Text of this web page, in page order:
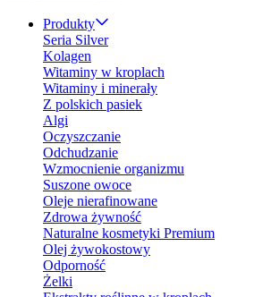
Produkty
Seria Silver
Kolagen
Witaminy w kroplach
Witaminy i minerały
Z polskich pasiek
Algi
Oczyszczanie
Odchudzanie
Wzmocnienie organizmu
Suszone owoce
Oleje nierafinowane
Zdrowa żywność
Naturalne kosmetyki Premium
Olej żywokostowy
Odporność
Żelki